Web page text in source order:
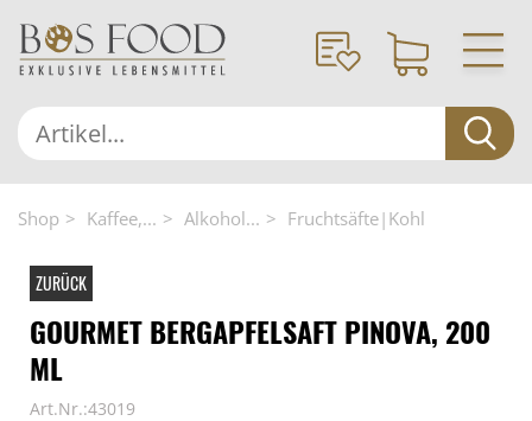
Shop Kaffee,... Alkohol... Fruchtsäfte|Kohl
ZURÜCK
GOURMET BERGAPFELSAFT PINOVA, 200
ML
Art.Nr.:43019